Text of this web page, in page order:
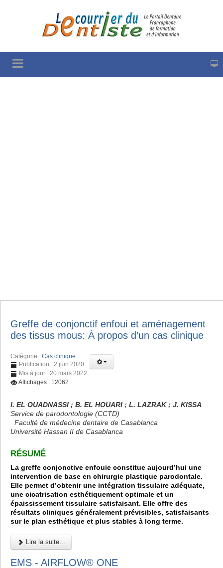
Greffe de conjonctif enfoui et aménagement
des tissus mous: À propos d’un cas clinique
Catégorie : Cas clinique
Publication : 2 juin 2020
Mis à jour : 20 mars 2022
Affichages : 12062
I. EL OUADNASSI ; B. EL HOUARI ; L. LAZRAK ; J. KISSA
Service de parodontologie (CCTD)
Faculté de médecine dentaire de Casablanca
Université Hassan II de Casablanca
RÉSUMÉ
La greffe conjonctive enfouie constitue aujourd’hui une
intervention de base en chirurgie plastique parodontale.
Elle permet d’obtenir une intégration tissulaire adéquate,
une cicatrisation esthétiquement optimale et un
épaississement tissulaire satisfaisant. Elle offre des
résultats cliniques généralement prévisibles, satisfaisants
sur le plan esthétique et plus stables à long terme.
Lire la suite...
EMS - AIRFLOW® ONE